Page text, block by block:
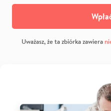
Uważasz, że ta zbiórka zawiera